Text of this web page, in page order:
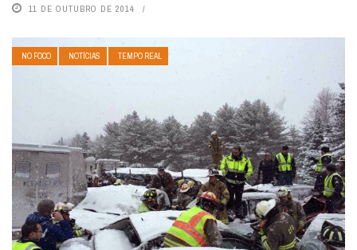
11 DE OUTUBRO DE 2014
NO FOCO NOTÍCIAS TEMPO REAL